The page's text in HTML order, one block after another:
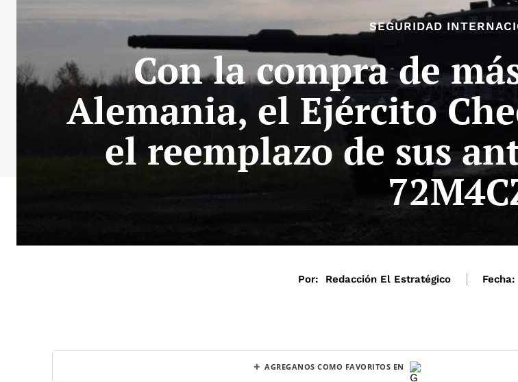
SEGURIDAD
Con la compra de
Alemania, el Ejército
el reemplazo de sus
Por: Redacción El Estratégico Fecha:
+ AGREGANOS COMO FAVORITOS EN